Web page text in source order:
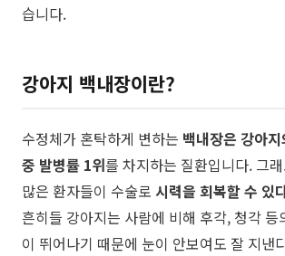
습니다.
강아지 백내장이란?
수정체가 혼탁하게 변하는 백내장은 강아
중 발병률 1위를 차지하는 질환입니다. 그
많은 환자들이 수술로 시력을 회복할 수 있
흔히들 강아지는 사람에 비해 후각, 청각 등
이 뛰어나기 때문에 눈이 안보여도 잘 지낸